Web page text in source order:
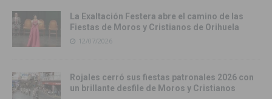
La Exaltación Festera abre el camino de las
Fiestas de Moros y Cristianos de Orihuela
12/07/2026
Rojales cerró sus fiestas patronales 2026 con
un brillante desfile de Moros y Cristianos